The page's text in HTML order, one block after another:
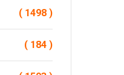
( 1498 )
( 184 )